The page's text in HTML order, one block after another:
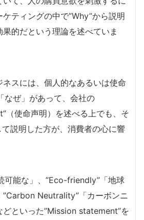
ティングの中で”Why”から説明
的だという理論を述べていま
スには、個人的なあるいは使命
なぜ」があって、会社の
（使命声明）を述べる上でも、そ
説明した方が、消費者の心に響
可能な」、”Eco-friendly”「地球
”Carbon Neutrality”「カーボンニ
どといった”Mission statement”を